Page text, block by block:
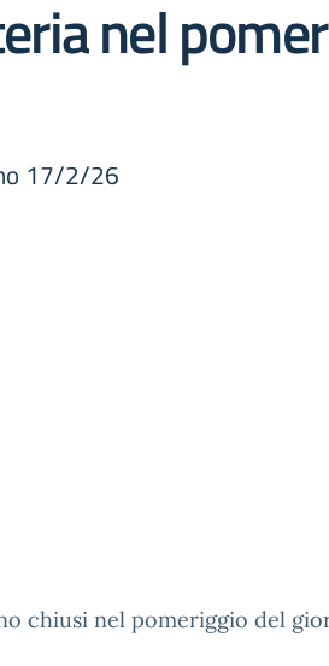
nel
17/2/26
chiusi nel pomeriggio del